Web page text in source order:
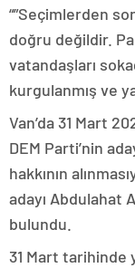
“”Seçimlerden
doğru değildir.
vatandaşları
kurgulanmış ve
Van’da 31 Mart
DEM Parti’nin
hakkının
adayı Abdulahat
bulundu.
31 Mart tarihinde